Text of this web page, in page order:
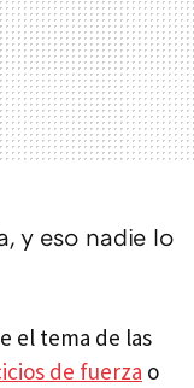
y eso nadie lo
el tema de las
de fuerza o